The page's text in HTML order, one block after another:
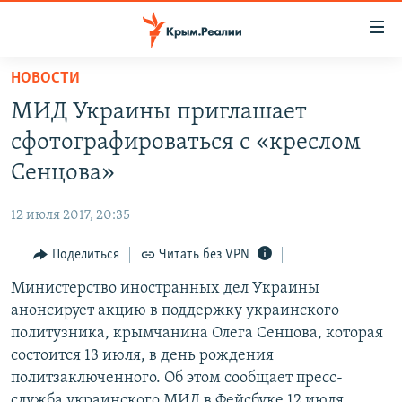
Вернуться
основному
содержанию
Вернутся
главной
Вернутся
поиску
СПЕЦПРОЕКТЫ
11 ЛЕТ ОККУПАЦИИ КРЫМА. 11 ИСТОРИЙ СОПРОТИВЛЕНИЯ
ВОДА
ЕЩЕ
ИНТЕРАКТИВ
ИНФОГРАФИКА
ТЕЛЕПРОЕКТ КРЫМ.РЕАЛИИ
СОВЕТЫ ПРАВОЗАЩИТНИКОВ
ПРОПАВШИЕ БЕЗ ВЕСТИ
РАДІО СВОБОДА
КАК ОБОЙТИ БЛОКИРОВКУ
Українською
НОВОСТИ
МИД Украины приглашает
сфотографироваться с «креслом
Сенцова»
12 июля 2017, 20:35
Поделиться Читать без VPN
Министерство иностранных дел Украины
анонсирует акцию в поддержку украинского
политузника, крымчанина Олега Сенцова, которая
состоится 13 июля, в день рождения
политзаключенного. Об этом сообщает пресс-